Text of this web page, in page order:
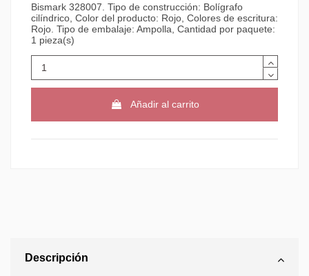
Bismark 328007. Tipo de construcción: Bolígrafo
cilíndrico, Color del producto: Rojo, Colores de escritura:
Rojo. Tipo de embalaje: Ampolla, Cantidad por paquete:
1 pieza(s)
Añadir al carrito
Descripción